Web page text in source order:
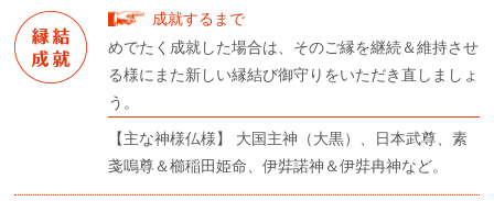
成就するまで
めでたく成就した場合は、そのご縁を継続＆維持させ
る様にまた新しい縁結び御守りをいただき直しましょ
う。
【主な神様仏様】 大国主神（大黒）、日本武尊、素
戔嗚尊＆櫛稲田姫命、伊弉諾神＆伊弉冉神など。